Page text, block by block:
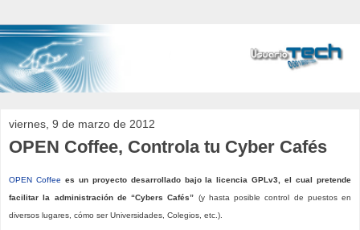
viernes, 9 de marzo de 2012
OPEN Coffee, Controla tu Cyber Cafés
OPEN Coffee es un proyecto desarrollado bajo la licencia GPLv3, el cual pretende
facilitar la administración de “Cybers Cafés” (y hasta posible control de puestos en
diversos lugares, cómo ser Universidades, Colegios, etc.).